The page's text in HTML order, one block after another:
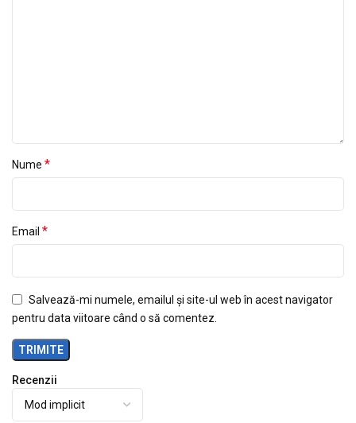
Recenzii
Nume *
Email *
Salvează-mi numele, emailul și site-ul web în acest navigator
pentru data viitoare când o să comentez.